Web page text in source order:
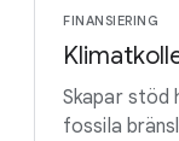
FINANSIERING
Skapar stöd
fossila